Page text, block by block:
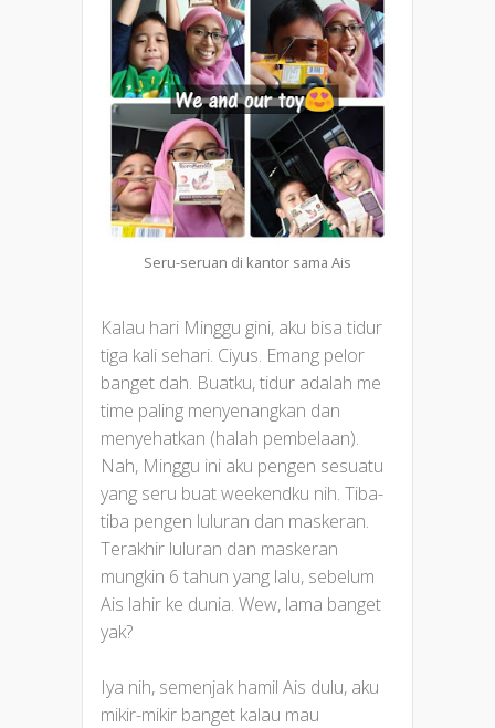
Seru-seruan di kantor sama Ais
Kalau hari Minggu gini, aku bisa tidur
tiga kali sehari. Ciyus. Emang pelor
banget dah. Buatku, tidur adalah me
time paling menyenangkan dan
menyehatkan (halah pembelaan).
Nah, Minggu ini aku pengen sesuatu
yang seru buat weekendku nih. Tiba-
tiba pengen luluran dan maskeran.
Terakhir luluran dan maskeran
mungkin 6 tahun yang lalu, sebelum
Ais lahir ke dunia. Wew, lama banget
yak?
Iya nih, semenjak hamil Ais dulu, aku
mikir-mikir banget kalau mau